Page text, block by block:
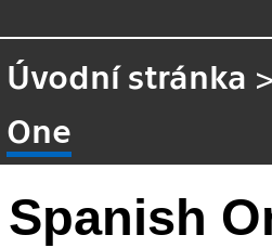
Úvodní stránka >
One
Spanish